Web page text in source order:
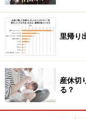
の２年保育を選びま
３人目の末っ子だか
とでもなくて、もち
しては預けちゃうと
って感じです。
里帰り
産休切
る？